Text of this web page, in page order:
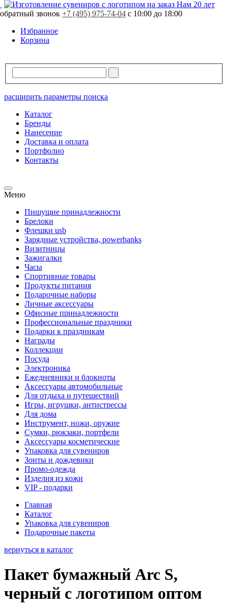
Нам 20 лет
обратный звонок +7 (495) 975-74-04 с 10:00 до 18:00
Избранное
Корзина
расширить параметры поиска
Каталог
Бренды
Нанесение
Доставка и оплата
Портфолио
Контакты
Меню
Пишущие принадлежности
Брелоки
Флешки usb
Зарядные устройства, powerbanks
Визитницы
Зажигалки
Часы
Спортивные товары
Продукты питания
Подарочные наборы
Личные аксессуары
Офисные принадлежности
Профессиональные праздники
Подарки к праздникам
Награды
Коллекции
Посуда
Электроника
Ежедневники и блокноты
Аксессуары автомобильные
Для отдыха и путешествий
Игры, игрушки, антистрессы
Для дома
Инструмент, ножи, оружие
Сумки, рюкзаки, портфели
Аксессуары косметические
Упаковка для сувениров
Зонты и дождевики
Промо-одежда
Изделия из кожи
VIP - подарки
Главная
Каталог
Упаковка для сувениров
Подарочные пакеты
вернуться в каталог
Пакет бумажный Arc S,
черный с логотипом оптом
Свободно5503 шт.
В резерве 0 шт.